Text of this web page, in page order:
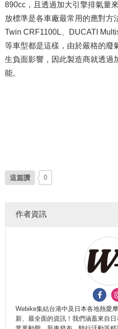
890cc，且透過加大引擎排氣量
放標準是各車廠最常用的應對方
Twin CRF1100L、DUCATI
等車型都是這樣，由於嚴格的廢
生負面影響，因此製造商就透過
能。
這篇讚 0
作者資訊
Webike集結台港中及日本各地熱愛
新、最全面的資訊！我們涵蓋來自